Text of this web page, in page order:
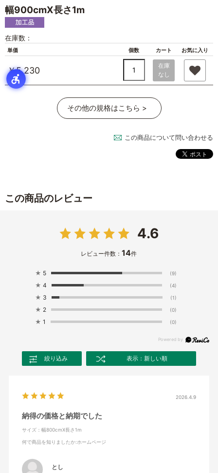
幅900cmX長さ1m
在庫数：
単価 個数 カート お気に入り
￥5,230
在庫
なし
その他の規格はこちら >
この商品について問い合わせる
この商品のレビュー
4.6
レビュー件数：14件
★ 5 (9)
★ 4 (4)
★ 3 (1)
★ 2 (0)
★ 1 (0)
絞り込み 表示：新しい順
2026.4.9
納得の価格と納期でした
サイズ：幅800cmX長さ1m
何で商品を知りましたか:ホームページ
とし